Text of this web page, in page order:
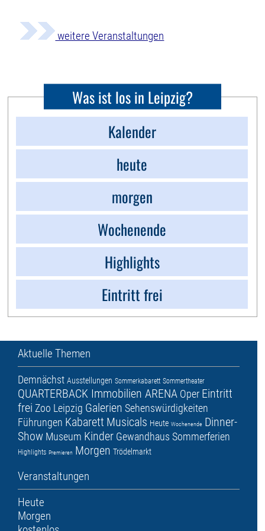
weitere Veranstaltungen
Was ist los in Leipzig?
Kalender
heute
morgen
Wochenende
Highlights
Eintritt frei
Aktuelle Themen
Demnächst Ausstellungen Sommerkabarett Sommertheater
QUARTERBACK Immobilien ARENA Oper Eintritt
frei Zoo Leipzig Galerien Sehenswürdigkeiten
Führungen Kabarett Musicals Heute Wochenende Dinner-
Show Museum Kinder Gewandhaus Sommerferien
Highlights Premieren Morgen Trödelmarkt
Veranstaltungen
Heute
Morgen